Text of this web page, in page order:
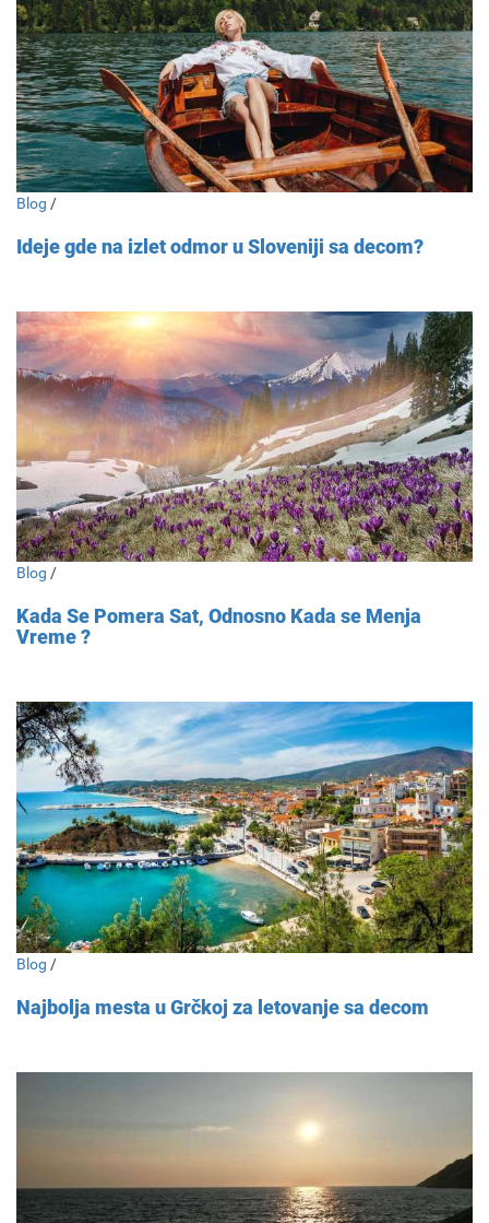
Blog /
Ideje gde na izlet odmor u Sloveniji sa decom?
Blog /
Kada Se Pomera Sat, Odnosno Kada se Menja
Vreme ?
Blog /
Najbolja mesta u Grčkoj za letovanje sa decom